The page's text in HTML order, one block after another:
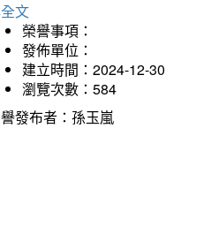
文
榮譽事項：
發佈單位：
建立時間：2024-12-30
瀏覽次數：584
發布者：孫玉嵐